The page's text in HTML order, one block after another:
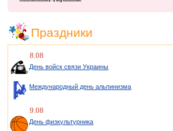
Праздники
8.08
День войск связи Украины
Международный день альпинизма
9.08
День физкультурника